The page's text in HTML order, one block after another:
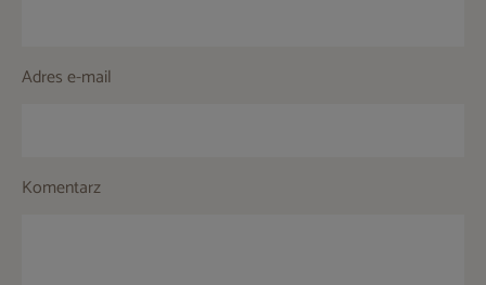
Adres e-mail
Komentarz